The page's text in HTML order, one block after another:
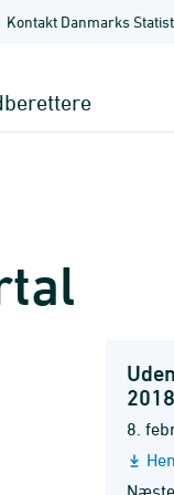
Kontakt Danmarks
2018
8.